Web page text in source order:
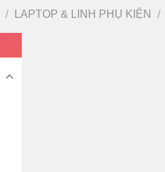
/ LAPTOP & LINH PHỤ KIỆN /